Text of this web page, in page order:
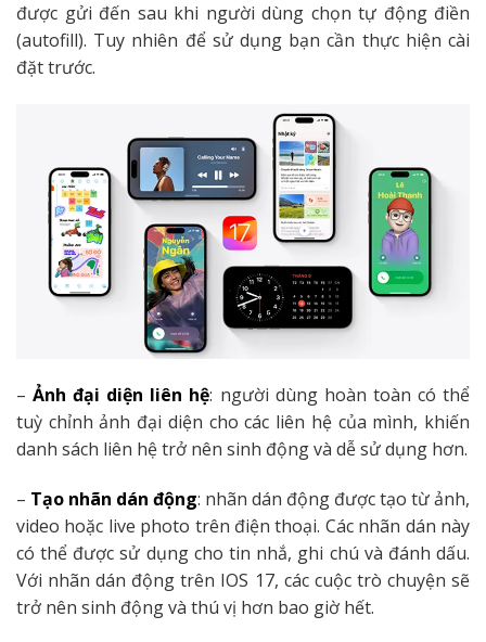
được gửi đến sau khi người dùng chọn tự động điền
(autofill). Tuy nhiên để sử dụng bạn cần thực hiện cài
đặt trước.
–Ảnh đại diện liên hệ: người dùng hoàn toàn có thể
tuỳ chỉnh ảnh đại diện cho các liên hệ của mình, khiến
danh sách liên hệ trở nên sinh động và dễ sử dụng hơn.
– Tạo nhãn dán động: nhãn dán động được tạo từ ảnh,
video hoặc live photo trên điện thoại. Các nhãn dán này
có thể được sử dụng cho tin nhắ, ghi chú và đánh dấu.
Với nhãn dán động trên IOS 17, các cuộc trò chuyện sẽ
trở nên sinh động và thú vị hơn bao giờ hết.